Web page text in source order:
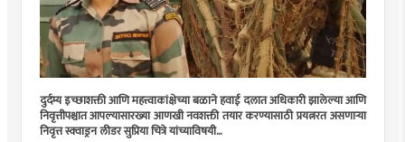
दुर्दम्य इच्छाशक्ती आणि महत्त्वाकांक्षेच्या बळाने हवाई दलात अधिकारी झालेल्या आणि
निवृत्तीपश्चात आपल्यासारख्या आणखी नवशक्ती तयार करण्यासाठी प्रयत्नरत असणार्‍या
निवृत्त स्क्वाड्रन लीडर सुप्रिया चित्रे यांच्याविषयी...